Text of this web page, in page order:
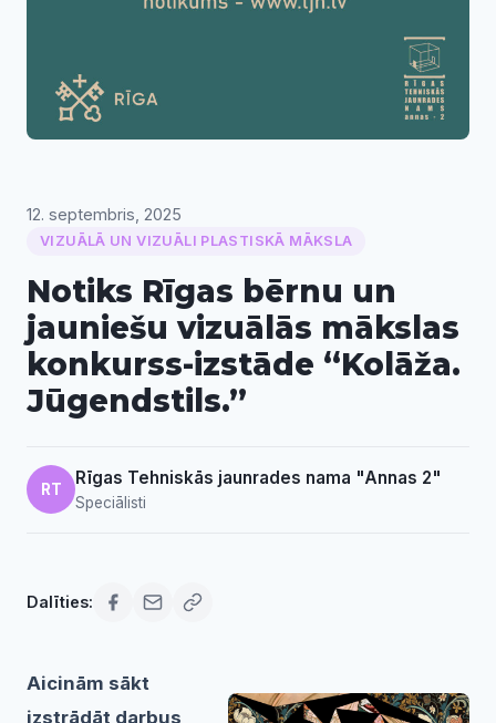
12. septembris, 2025
VIZUĀLĀ UN VIZUĀLI PLASTISKĀ MĀKSLA
Notiks Rīgas bērnu un
jauniešu vizuālās mākslas
konkurss-izstāde “Kolāža.
Jūgendstils.”
RT
Rīgas Tehniskās jaunrades nama "Annas 2"
Speciālisti
Dalīties:
Aicinām sākt
izstrādāt darbus